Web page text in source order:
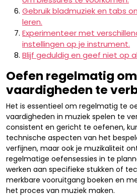
Gebruik bladmuziek en tabs
leren.
Experimenteer met
instellingen op je instrument.
Blijf geduldig en geef niet op
Oefen regelmatig
vaardigheden te
Het is essentieel om regelmatig te
vaardigheden in muziek spelen te
consistent en gericht te oefenen,
technische aspecten van het
verfijnen, maar ook je muzikaliteit
regelmatige oefensessies in te
werken aan specifieke stukken of
merkbare vooruitgang boeken en
het proces van muziek maken.